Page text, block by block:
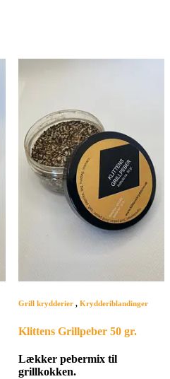
Grill krydderier, Krydderiblandinger
Klittens Grillpeber 50 gr.
Lækker pebermix til
grillkokken.